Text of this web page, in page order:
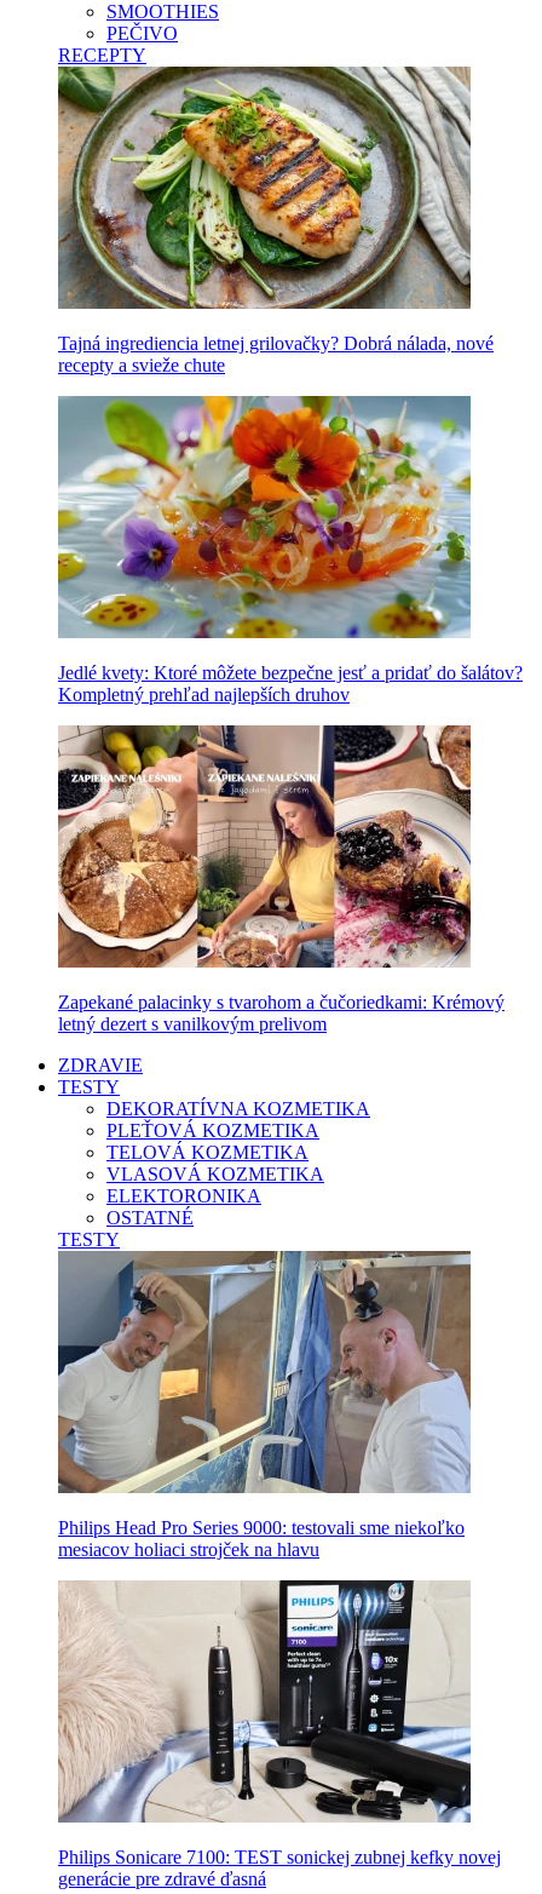
SMOOTHIES
PEČIVO
RECEPTY
Tajná ingrediencia letnej grilovačky? Dobrá nálada, nové
recepty a svieže chute
Jedlé kvety: Ktoré môžete bezpečne jesť a pridať do šalátov?
Kompletný prehľad najlepších druhov
Zapekané palacinky s tvarohom a čučoriedkami: Krémový
letný dezert s vanilkovým prelivom
ZDRAVIE
TESTY
DEKORATÍVNA KOZMETIKA
PLEŤOVÁ KOZMETIKA
TELOVÁ KOZMETIKA
VLASOVÁ KOZMETIKA
ELEKTORONIKA
OSTATNÉ
TESTY
Philips Head Pro Series 9000: testovali sme niekoľko
mesiacov holiaci strojček na hlavu
Philips Sonicare 7100: TEST sonickej zubnej kefky novej
generácie pre zdravé ďasná